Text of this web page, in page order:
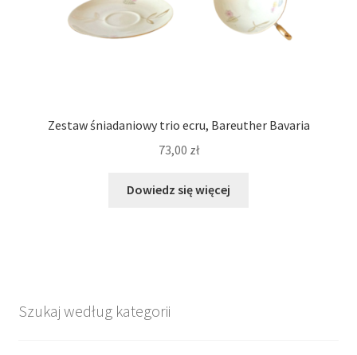
Zestaw śniadaniowy trio ecru, Bareuther Bavaria
73,00 zł
Dowiedz się więcej
Szukaj według kategorii